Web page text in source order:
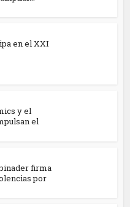
en el XXI
y el
el
firma
por